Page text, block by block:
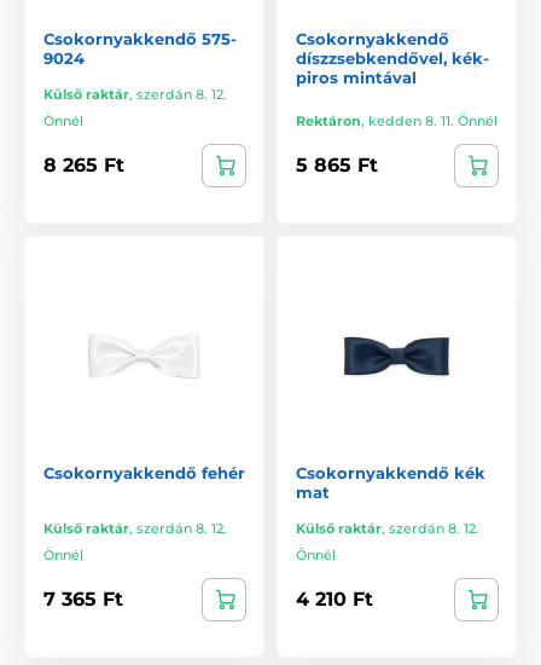
Csokornyakkendő 575-
9024
Külső raktár, szerdán 8. 12.
Önnél
8 265 Ft
Csokornyakkendő
díszzsebkendővel, kék-
piros mintával
Rektáron, kedden 8. 11. Önnél
5 865 Ft
Csokornyakkendő fehér
Külső raktár, szerdán 8. 12.
Önnél
7 365 Ft
Csokornyakkendő kék
mat
Külső raktár, szerdán 8. 12.
Önnél
4 210 Ft